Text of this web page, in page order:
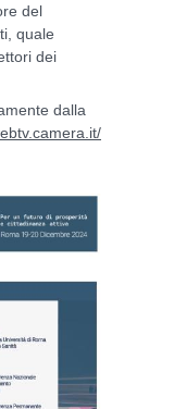
del
quale
dei
dalla